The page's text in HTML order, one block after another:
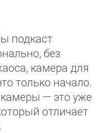
подкаст
без
камера для
только начало.
— это уже
отличает